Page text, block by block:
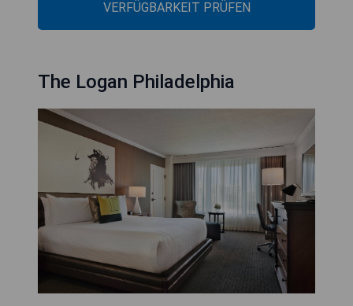
VERFÜGBARKEIT PRÜFEN
The Logan Philadelphia